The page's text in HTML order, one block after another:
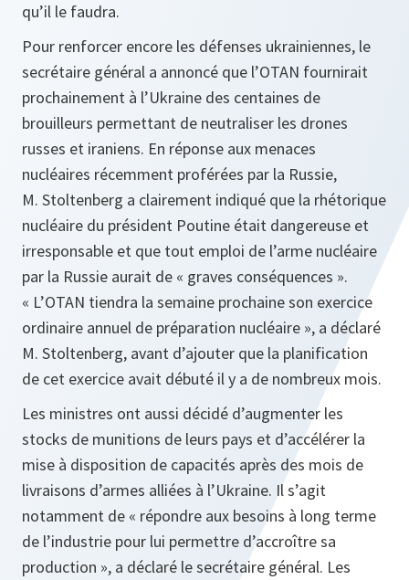
qu’il le faudra.
Pour renforcer encore les défenses ukrainiennes, le
secrétaire général a annoncé que l’OTAN fournirait
prochainement à l’Ukraine des centaines de
brouilleurs permettant de neutraliser les drones
russes et iraniens. En réponse aux menaces
nucléaires récemment proférées par la Russie,
M. Stoltenberg a clairement indiqué que la rhétorique
nucléaire du président Poutine était dangereuse et
irresponsable et que tout emploi de l’arme nucléaire
par la Russie aurait de « graves conséquences ».
« L’OTAN tiendra la semaine prochaine son exercice
ordinaire annuel de préparation nucléaire », a déclaré
M. Stoltenberg, avant d’ajouter que la planification
de cet exercice avait débuté il y a de nombreux mois.
Les ministres ont aussi décidé d’augmenter les
stocks de munitions de leurs pays et d’accélérer la
mise à disposition de capacités après des mois de
livraisons d’armes alliées à l’Ukraine. Il s’agit
notamment de « répondre aux besoins à long terme
de l’industrie pour lui permettre d’accroître sa
production », a déclaré le secrétaire général. Les